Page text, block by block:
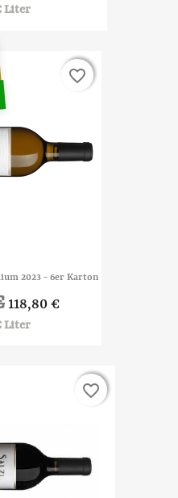
Liter
2023 - 6er Karton
118,80 €
Liter
favorite_border
favorite_border
favorite_border
favorite_border